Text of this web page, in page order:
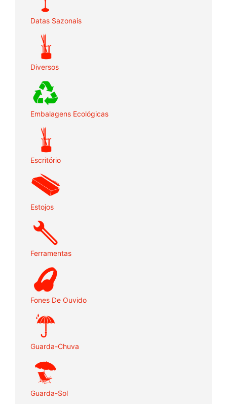
Datas Sazonais
Diversos
Embalagens Ecológicas
Escritório
Estojos
Ferramentas
Fones De Ouvido
Guarda-Chuva
Guarda-Sol